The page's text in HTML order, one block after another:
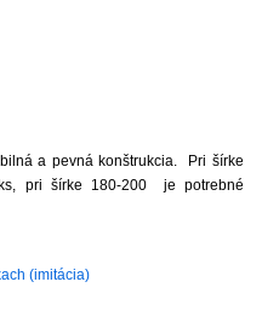
a pevná konštrukcia. Pri šírke
pri šírke 180-200 je potrebné